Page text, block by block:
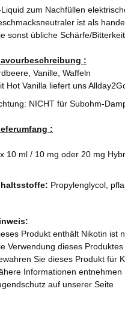
Liquid zum Nachfüllen
ist als
sonst übliche Schärfe/
:
Vanille, Waffeln
Hot Vanilla liefert uns
NICHT für Subohm-
:
10 ml / 10 mg oder 20 mg
Propylenglycol,
Produkt enthält Nikotin ist
Verwendung dieses
Sie dieses Produkt für
Informationen
auf unserer Seite